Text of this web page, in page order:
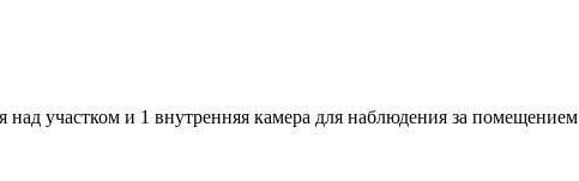
участком и 1 внутренняя камера для наблюдения за помещением